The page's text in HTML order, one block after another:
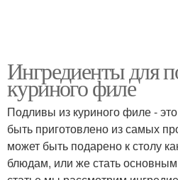
Ингредиенты для
куриного филе
Подливы из куриного филе -
быть приготовлено из самых
может быть подарено к столу
блюдам, или же стать